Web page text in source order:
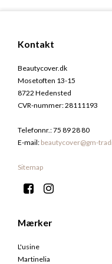
Kontakt
Beautycover.dk
Mosetoften 13-15
8722 Hedensted
CVR-nummer:28111193
Telefonnr.:75 89 28 80
E-mail: beautycover@gm-
Sitemap
Mærker
L'usine
Martinelia